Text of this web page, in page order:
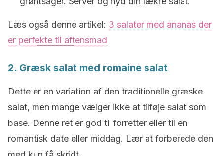
Læs også denne artikel: 3 salater med ananas der
er perfekte til aftensmad
2. Græsk salat med romaine salat
Dette er en variation af den traditionelle græske
salat, men mange vælger ikke at tilføje salat som
base. Denne ret er god til forretter eller til en
romantisk date eller middag. Lær at forberede den